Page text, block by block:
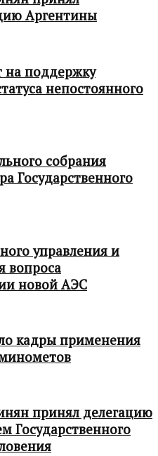
Аргентины
на поддержку
непостоянного
собрания
Государственного
управления и
вопроса
новой АЭС
кадры применения
принял делегацию
Государственного